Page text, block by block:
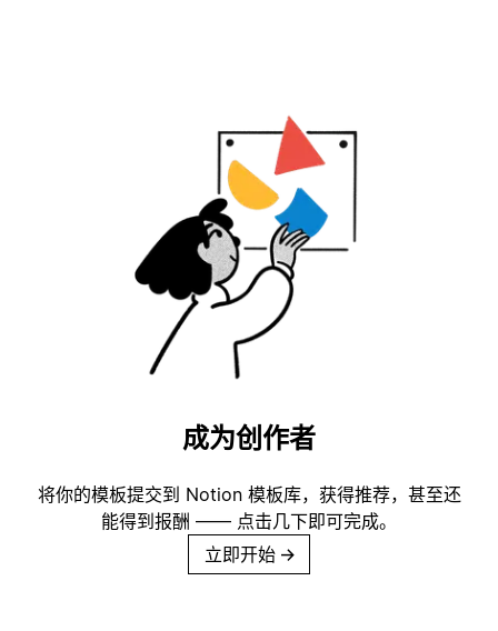
成为创作者
将你的模板提交到 Notion 模板库，获得推荐，甚至还
能得到报酬 —— 点击几下即可完成。
立即开始 →